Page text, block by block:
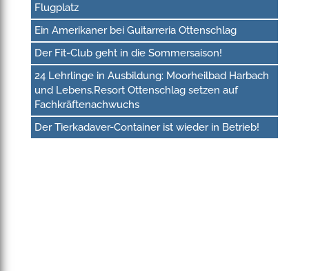
Flugplatz
Ein Amerikaner bei Guitarreria Ottenschlag
Der Fit-Club geht in die Sommersaison!
24 Lehrlinge in Ausbildung: Moorheilbad Harbach
und Lebens.Resort Ottenschlag setzen auf
Fachkräftenachwuchs
Der Tierkadaver-Container ist wieder in Betrieb!